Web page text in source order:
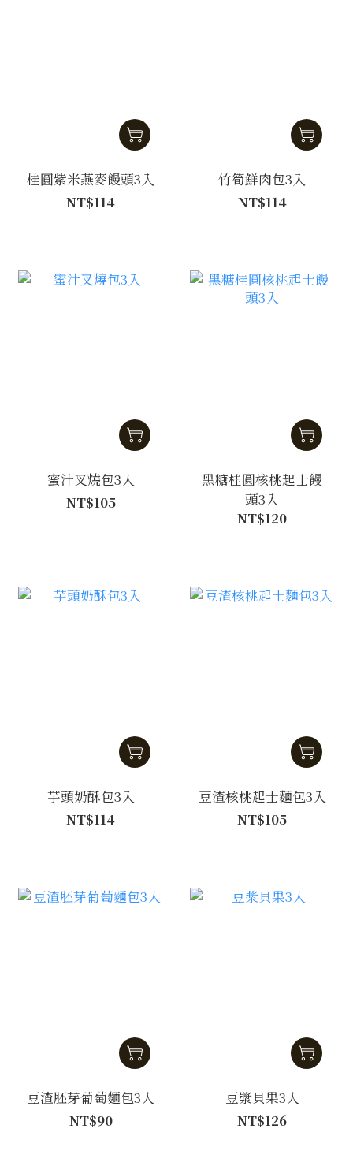
桂圓紫米燕麥饅頭3入
NT$114
竹筍鮮肉包3入
NT$114
蜜汁叉燒包3入
NT$105
黑糖桂圓核桃起士饅
頭3入
NT$120
芋頭奶酥包3入
NT$114
豆渣核桃起士麵包3入
NT$105
豆渣胚芽葡萄麵包3入
NT$90
豆漿貝果3入
NT$126